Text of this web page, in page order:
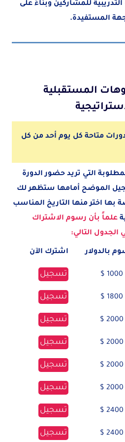
التدريبية للمشاركين وبناءً على
المستفيدة.
المستقبلية
متاحة كل يوم أحد من كل
التي تريد حضور الدورة
الموضح أمامها ستظهر لك
بها اختر منها التاريخ المناسب
علماً بأن رسوم الاشتراك
التالي:
بالدولار اشترك الآن
1000 $ تسجيل
1800 $ تسجيل
2000 $ تسجيل
2000 $ تسجيل
2000 $ تسجيل
2000 $ تسجيل
2400 $ تسجيل
2400 $ تسجيل